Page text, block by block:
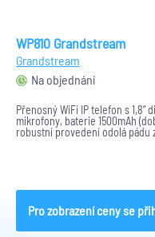
WP810 Grandstream
Grandstream
Na objednání
Přenosný WiFi IP telefon s 1,8"
mikrofony, baterie 1500mAh
robustní provedení odolá pádu
Pro zobrazení ceny se